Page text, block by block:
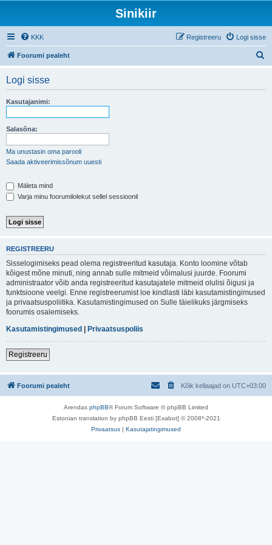
Sinikiir
KKK Logi sisse
Registreeru
Foorumi pealeht
Logi sisse
Kasutajanimi:
Salasõna:
Ma unustasin oma parooli
Saada aktiveerimissõnum uuesti
Mäleta mind
Varja minu foorumilolekut sellel sessioonil
REGISTREERU
Sisselogimiseks pead olema registreeritud kasutaja. Konto loomine võtab
kõigest mõne minuti, ning annab sulle mitmeid võimalusi juurde. Foorumi
administraator võib anda registreeritud kasutajatele mitmeid olulisi õigusi ja
funktsioone veelgi. Enne registreerumist loe kindlasti läbi kasutamistingimused
ja privaatsuspoliitika. Kasutamistingimused on Sulle täielikuks järgmiseks
foorumis osalemiseks.
Kasutamistingimused | Privaatsuspoliis
Registreeru
Foorumi pealeht Kõik kellaajad on UTC+03:00
Arendas phpBB® Forum Software © phpBB Limited
Estonian translation by phpBB Eesti [Exabot] © 2008*-2021
Privaatsus | Kasutajatingimused